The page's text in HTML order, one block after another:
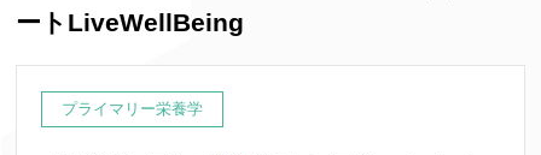
ートLiveWellBeing
プライマリー栄養学